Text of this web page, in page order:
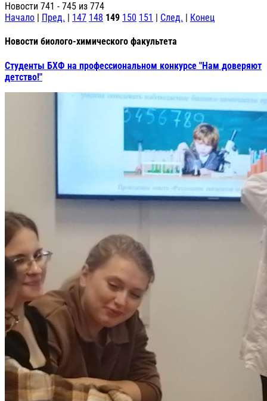
Новости 741 - 745 из 774
Начало
Пред. 147 148 149 150 151 След. Конец
Новости биолого-химического факультета
Студенты БХФ на профессиональном конкурсе "Нам доверяют
детство!"